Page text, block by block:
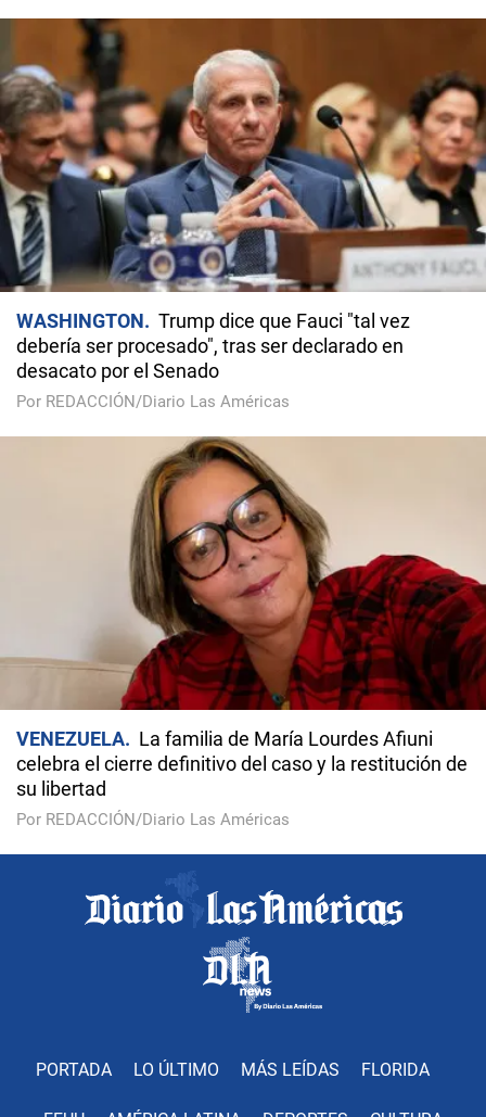
WASHINGTON
Trump dice que Fauci "tal vez
debería ser procesado", tras ser declarado en
desacato por el Senado
Por REDACCIÓN/Diario Las Américas
VENEZUELA
La familia de María Lourdes Afiuni
celebra el cierre definitivo del caso y la restitución de
su libertad
Por REDACCIÓN/Diario Las Américas
PORTADA LO ÚLTIMO MÁS LEÍDAS FLORIDA